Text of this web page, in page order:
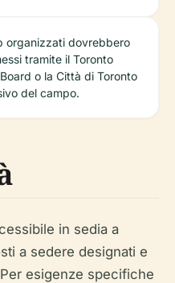
organizzati dovrebbero
tramite il Toronto
o la Città di Toronto
del campo.
in sedia a
a sedere designati e
esigenze specifiche